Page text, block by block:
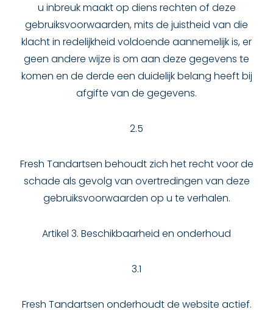
u inbreuk maakt op diens rechten of deze
gebruiksvoorwaarden, mits de juistheid van die
klacht in redelijkheid voldoende aannemelijk is, er
geen andere wijze is om aan deze gegevens te
komen en de derde een duidelijk belang heeft bij
afgifte van de gegevens.
2.5
Fresh Tandartsen behoudt zich het recht voor de
schade als gevolg van overtredingen van deze
gebruiksvoorwaarden op u te verhalen.
Artikel 3. Beschikbaarheid en onderhoud
3.1
Fresh Tandartsen onderhoudt de website actief.